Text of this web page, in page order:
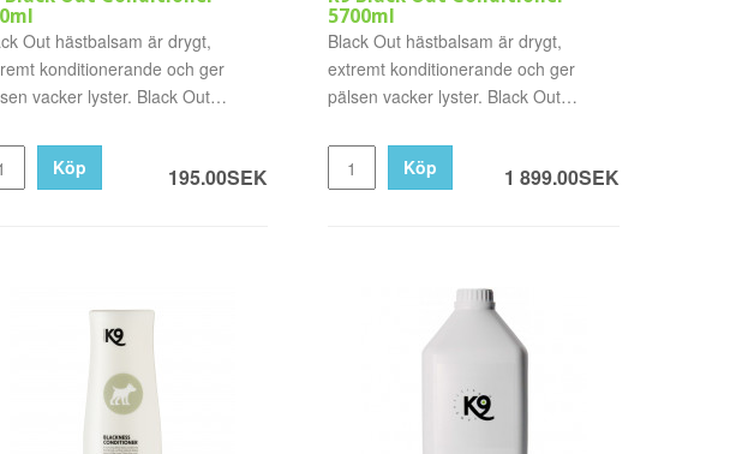
Out hästbalsam är drygt,
konditionerande och ger
vacker lyster. Black Out
195.00SEK
Köp
5700ml
Black Out hästbalsam är drygt,
extremt konditionerande och ger
pälsen vacker lyster. Black Out
1 899.00SEK
Köp